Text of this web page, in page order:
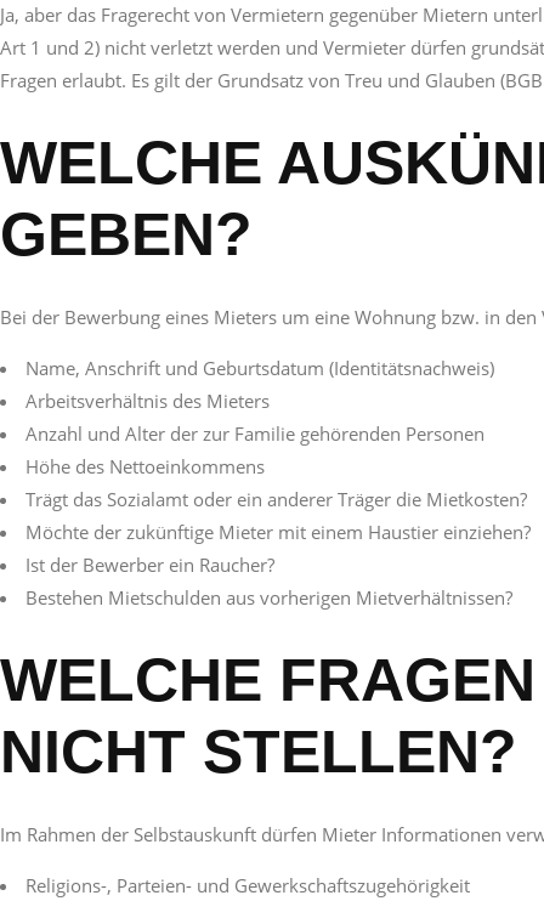
Ja, aber das Fragerecht von Vermietern gegenüber Mietern
Art 1 und 2) nicht verletzt werden und Vermieter dürfen
Fragen erlaubt. Es gilt der Grundsatz von Treu und Glauben
WELCHE
GEBEN?
Bei der Bewerbung eines Mieters um eine Wohnung bzw. in
Name, Anschrift und Geburtsdatum (Identitätsnachweis)
Arbeitsverhältnis des Mieters
Anzahl und Alter der zur Familie gehörenden Personen
Höhe des Nettoeinkommens
Trägt das Sozialamt oder ein anderer Träger die Mietkosten?
Möchte der zukünftige Mieter mit einem Haustier einziehen?
Ist der Bewerber ein Raucher?
Bestehen Mietschulden aus vorherigen Mietverhältnissen?
WELCHE
NICHT STELLEN?
Im Rahmen der Selbstauskunft dürfen Mieter Informationen
Religions-, Parteien- und Gewerkschaftszugehörigkeit